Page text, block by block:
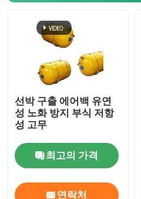
선박 구출 에어백 유연
성 노화 방지 부식 저항
성 고무
최고의 가격
연락처